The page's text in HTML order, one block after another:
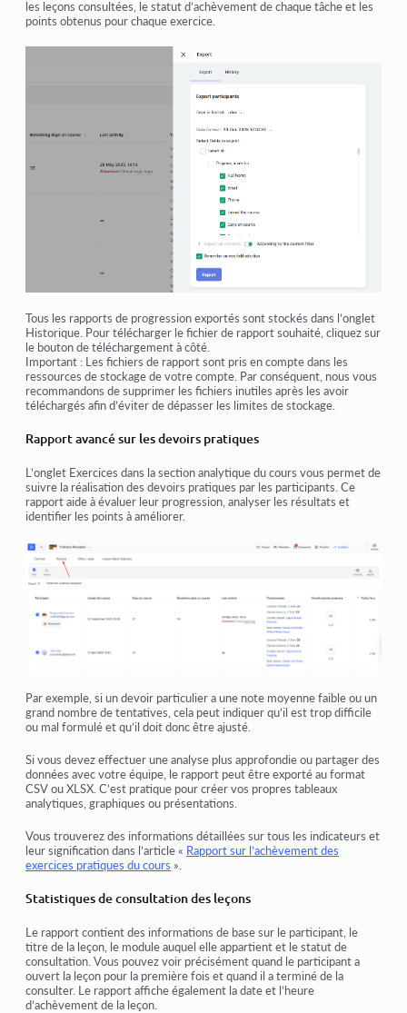
les leçons consultées, le statut d’achèvement de chaque tâche et les
points obtenus pour chaque exercice.
Tous les rapports de progression exportés sont stockés dans l’onglet
Historique . Pour télécharger le fichier de rapport souhaité, cliquez sur
le bouton de téléchargement à côté.
Important : Les fichiers de rapport sont pris en compte dans les
ressources de stockage de votre compte. Par conséquent, nous vous
recommandons de supprimer les fichiers inutiles après les avoir
téléchargés afin d’éviter de dépasser les limites de stockage.
Rapport avancé sur les devoirs pratiques
L’onglet Exercices dans la section analytique du cours vous permet de
suivre la réalisation des devoirs pratiques par les participants. Ce
rapport aide à évaluer leur progression, analyser les résultats et
identifier les points à améliorer.
Par exemple, si un devoir particulier a une note moyenne faible ou un
grand nombre de tentatives, cela peut indiquer qu’il est trop difficile
ou mal formulé et qu’il doit donc être ajusté.
Si vous devez effectuer une analyse plus approfondie ou partager des
données avec votre équipe, le rapport peut être exporté au format
CSV ou XLSX. C’est pratique pour créer vos propres tableaux
analytiques, graphiques ou présentations.
Vous trouverez des informations détaillées sur tous les indicateurs et
leur signification dans l’article « Rapport sur l’achèvement des
exercices pratiques du cours ».
Statistiques de consultation des leçons
Le rapport contient des informations de base sur le participant, le
titre de la leçon, le module auquel elle appartient et le statut de
consultation. Vous pouvez voir précisément quand le participant a
ouvert la leçon pour la première fois et quand il a terminé de la
consulter. Le rapport affiche également la date et l’heure
d’achèvement de la leçon.